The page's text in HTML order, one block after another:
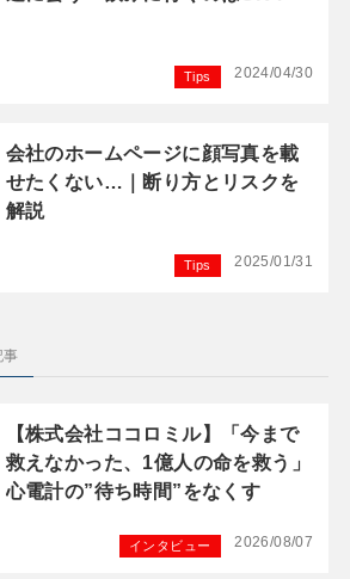
2024/04/30
Tips
会社のホームページに顔写真を載
せたくない…｜断り方とリスクを
解説
2025/01/31
Tips
事
【株式会社ココロミル】「今まで
救えなかった、1億人の命を救う」
心電計の”待ち時間”をなくす
2026/08/07
インタビュー